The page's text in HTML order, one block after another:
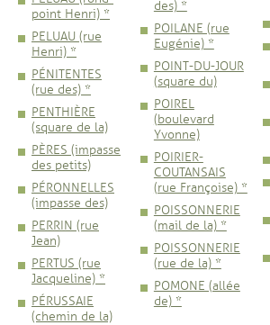
point Henri) *
PELUAU (rue
Henri) *
PÉNITENTES
(rue des) *
PENTHIÈRE
(square de la)
PÈRES (impasse
des petits)
PÉRONNELLES
(impasse des)
PERRIN (rue
Jean)
PERTUS (rue
Jacqueline) *
PÉRUSSAIE
(chemin de la)
des) *
POILANE (rue
Eugénie) *
POINT-DU-JOUR
(square du)
POIREL
(boulevard
Yvonne)
POIRIER-
COUTANSAIS
(rue Françoise) *
POISSONNERIE
(mail de la) *
POISSONNERIE
(rue de la) *
POMONE (allée
de) *